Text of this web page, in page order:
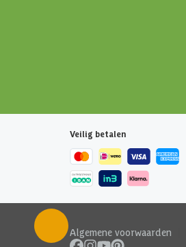
Veilig betalen
Algemene voorwaarden